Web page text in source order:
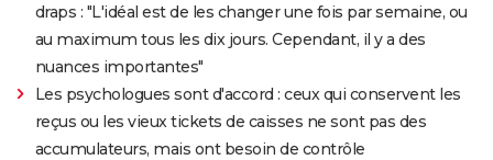
draps : "L'idéal est de les changer une fois par semaine, ou
au maximum tous les dix jours. Cependant, il y a des
nuances importantes"
Les psychologues sont d'accord : ceux qui conservent les
reçus ou les vieux tickets de caisses ne sont pas des
accumulateurs, mais ont besoin de contrôle